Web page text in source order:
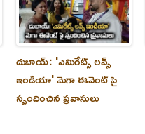
దుబాయ్‌: 'ఎమిరేట్స్ లవ్స్
ఇండియా' మెగా ఈవెంట్ పై
స్పందించిన ప్రవాసులు